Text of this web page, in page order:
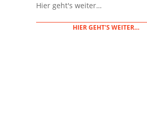
07
Hier geht's weiter…
HIER GEHT'S WEITER…